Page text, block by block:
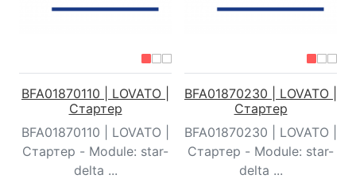
BFA01870110 | LOVATO |
Стартер
BFA01870110 | LOVATO |
Стартер - Module: star-
delta ...
BFA01870230 | LOVATO |
Стартер
BFA01870230 | LOVATO |
Стартер - Module: star-
delta ...